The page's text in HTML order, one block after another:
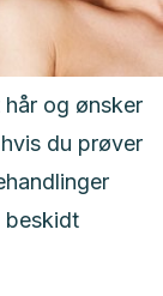
og ønsker
du prøver
beskidt